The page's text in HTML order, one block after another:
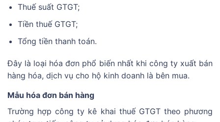
Thuế suất GTGT;
Tiền thuế GTGT;
Tổng tiền thanh toán.
Đây là loại hóa đơn phổ biến nhất khi công ty xuất bán
hàng hóa, dịch vụ cho hộ kinh doanh là bên mua.
Mẫu hóa đơn bán hàng
Trường hợp công ty kê khai thuế GTGT theo phương